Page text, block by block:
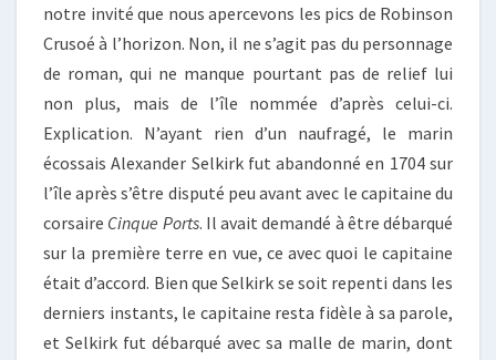
notre invité que nous apercevons les pics de Robinson
Crusoé à l’horizon. Non, il ne s’agit pas du personnage
de roman, qui ne manque pourtant pas de relief lui
non plus, mais de l’île nommée d’après celui-ci.
Explication. N’ayant rien d’un naufragé, le marin
écossais Alexander Selkirk fut abandonné en 1704 sur
l’île après s’être disputé peu avant avec le capitaine du
corsaire Cinque Ports. Il avait demandé à être débarqué
sur la première terre en vue, ce avec quoi le capitaine
était d’accord. Bien que Selkirk se soit repenti dans les
derniers instants, le capitaine resta fidèle à sa parole,
et Selkirk fut débarqué avec sa malle de marin, dont